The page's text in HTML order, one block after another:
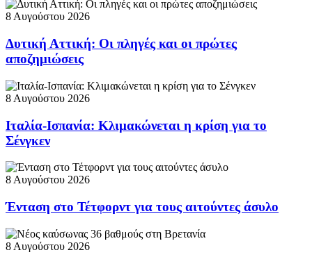
8 Αυγούστου 2026
Δυτική Αττική: Οι πληγές και οι πρώτες
αποζημιώσεις
8 Αυγούστου 2026
Ιταλία-Ισπανία: Κλιμακώνεται η κρίση για το
Σένγκεν
8 Αυγούστου 2026
Ένταση στο Τέτφορντ για τους αιτούντες άσυλο
8 Αυγούστου 2026